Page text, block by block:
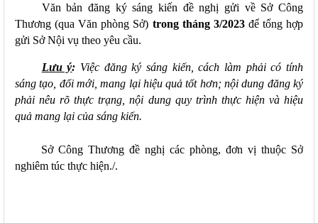
Văn bản đăng ký sáng kiến đề nghị gửi về Sở Công
Thương (qua Văn phòng Sở) trong tháng 3/2023để tổng hợp
gửi Sở Nội vụ theo yêu cầu.
Lưu ý: Việc đăng ký sáng kiến, cách làm phải có tính
sáng tạo, đổi mới, mang lại hiệu quả tốt hơn; nội dung đăng ký
phải nêu rõ thực trạng, nội dung quy trình thực hiện và hiệu
quả mang lại của sáng kiến.
Sở Công Thương đề nghị các phòng, đơn vị thuộc Sở
nghiêm túc thực hiện./.